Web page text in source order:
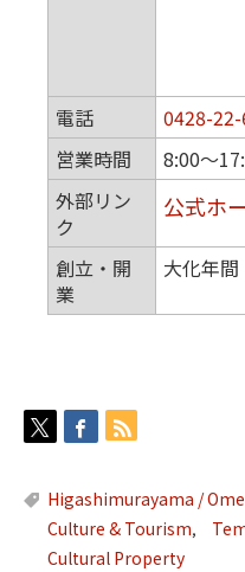
電話
0428-
営業時間
8:00～
外部リン
ク
公式ホ
創立・開
業
大化年間
Higashimurayama /
Culture & Tourism,
Cultural Property